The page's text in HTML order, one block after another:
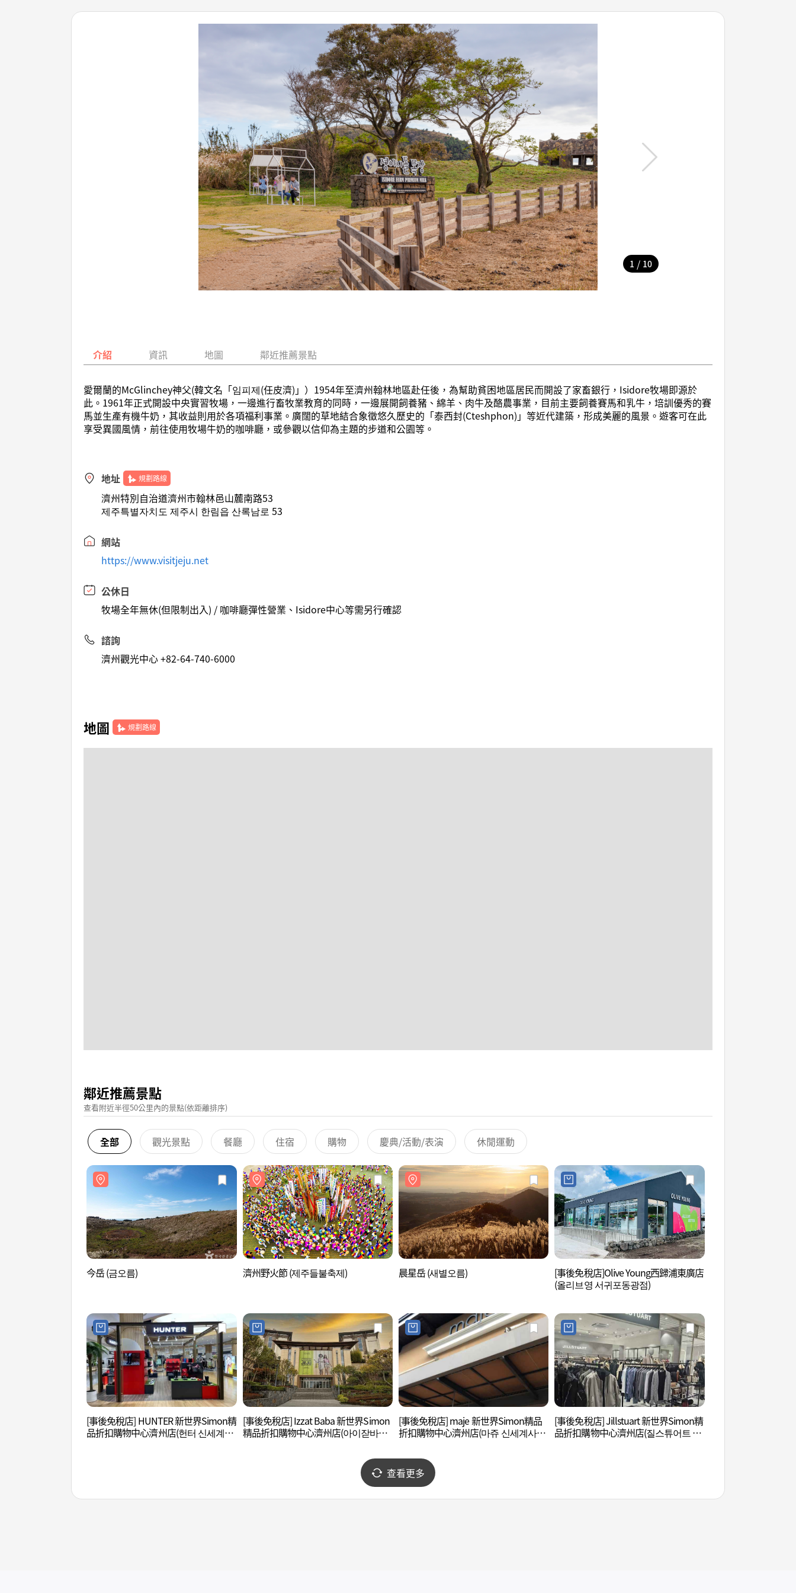
1 / 10
介紹 資訊 地圖 鄰近推薦景點
愛爾蘭的McGlinchey神父(韓文名「임피제(任皮濟)」）1954年至濟州翰林地區赴任後，為幫助貧困地區居民而開設了家畜銀行，Isidore牧場即源於
此。1961年正式開設中央實習牧場，一邊進行畜牧業教育的同時，一邊展開飼養豬、綿羊、肉牛及酪農事業，目前主要飼養賽馬和乳牛，培訓優秀的賽
馬並生產有機牛奶，其收益則用於各項福利事業。廣闊的草地結合象徵悠久歷史的「泰西封(Cteshphon) 」等近代建築，形成美麗的風景。遊客可在此
享受異國風情，前往使用牧場牛奶的咖啡廳，或參觀以信仰為主題的步道和公園等。
地址 規劃路線
濟州特別自治道濟州市翰林邑山麓南路53
제주특별자치도 제주시 한림읍 산록남로 53
網站
https://www.visitjeju.net
公休日
牧場全年無休(但限制出入) / 咖啡廳彈性營業、Isidore中心等需另行確認
諮詢
濟州觀光中心 +82-64-740-6000
地圖 規劃路線
鄰近推薦景點
查看附近半徑50公里內的景點(依距離排序)
全部 觀光景點 餐廳 住宿 購物 慶典/活動/表演 休閒運動
今岳 (금오름) 濟州野火節 (제주들불축제) 晨星岳 (새별오름)
[事後免稅店]Olive Young西歸浦東廣店
(올리브영 서귀포동광점)
[事後免稅店] HUNTER 新世界Simon精
品折扣購物中心濟州店(헌터 신세계사
[事後免稅店] Izzat Baba 新世界Simon
精品折扣購物中心濟州店(아이잗바바
[事後免稅店] maje 新世界Simon精品
折扣購物中心濟州店(마쥬 신세계사이
[事後免稅店] Jillstuart 新世界Simon精
品折扣購物中心濟州店(질스튜어트 신
查看更多